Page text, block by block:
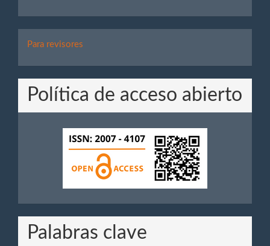
Para
Revisores
Para revisores
Política de acceso abierto
Palabras clave